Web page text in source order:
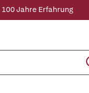
100 Jahre Erfahrung